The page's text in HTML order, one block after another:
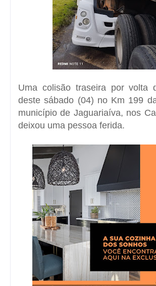
Uma colisão traseira por volta
deste sábado (04) no Km 199
município de Jaguariaíva, nos
deixou uma pessoa ferida.